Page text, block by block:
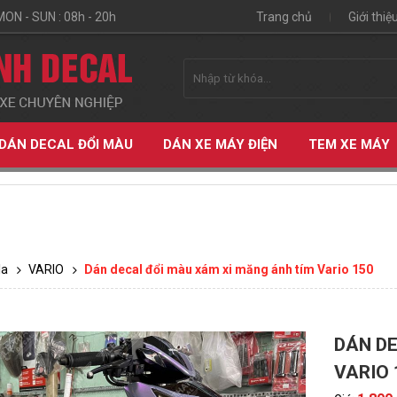
- SUN : 08h - 20h Trang chủ Giới thiệu
DÁN DECAL ĐỔI MÀU DÁN XE MÁY ĐIỆN TEM XE MÁY
VARIO Dán decal đổi màu xám xi măng ánh tím Vario 150
DÁN
VARIO